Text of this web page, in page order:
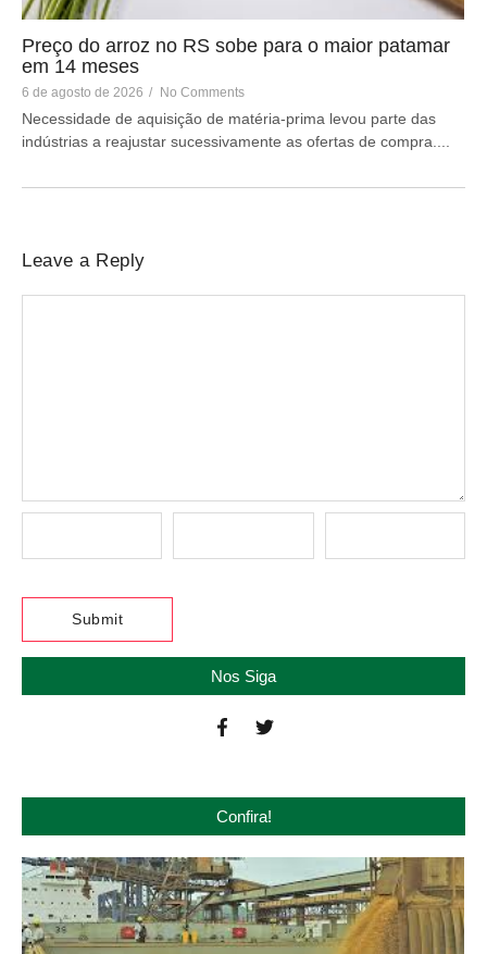
Preço do arroz no RS sobe para o maior patamar
em 14 meses
6 de agosto de 2026 / No Comments
Necessidade de aquisição de matéria-prima levou parte das
indústrias a reajustar sucessivamente as ofertas de compra....
Leave a Reply
Nos Siga
Confira!